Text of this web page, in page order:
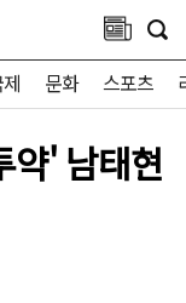
문화 스포츠
' 남태현